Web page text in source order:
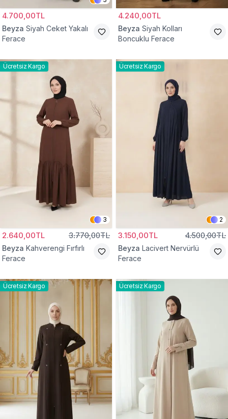
4.700,00TL
Beyza Siyah Ceket Yakalı
Ferace
4.240,00TL
Beyza Siyah Kolları
Boncuklu Ferace
Ücretsiz Kargo
3
2.640,00TL 3.770,00TL
Beyza Kahverengi Fırfırlı
Ferace
Ücretsiz Kargo
2
3.150,00TL 4.500,00TL
Beyza Lacivert Nervürlü
Ferace
Ücretsiz Kargo Ücretsiz Kargo